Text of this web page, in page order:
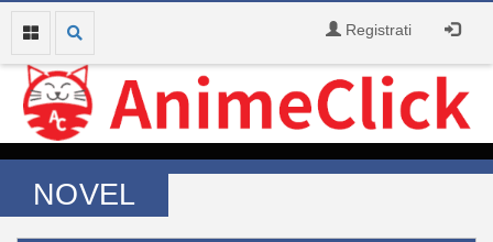
Registrati
NOVEL